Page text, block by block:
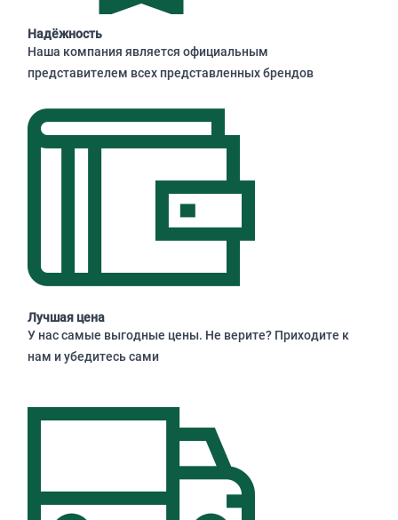
Надёжность
Наша компания является официальным
представителем всех представленных брендов
Лучшая цена
У нас самые выгодные цены. Не верите? Приходите к
нам и убедитесь сами